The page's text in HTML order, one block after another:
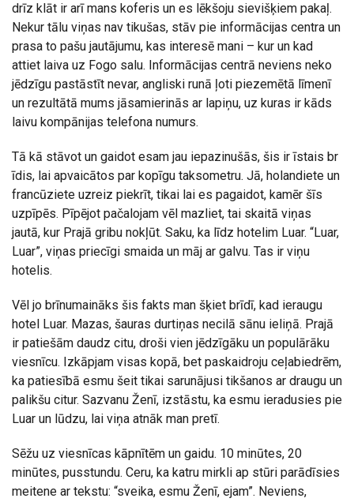
drīz klāt ir arī mans koferis un es lēkšoju sievišķiem pakaļ.
Nekur tālu viņas nav tikušas, stāv pie informācijas centra un
prasa to pašu jautājumu, kas interesē mani – kur un kad
attiet laiva uz Fogo salu. Informācijas centrā neviens neko
jēdzīgu pastāstīt nevar, angliski runā ļoti piezemētā līmenī
un rezultātā mums jāsamierinās ar lapiņu, uz kuras ir kāds
laivu kompānijas telefona numurs.
Tā kā stāvot un gaidot esam jau iepazinušās, šis ir īstais br
īdis, lai apvaicātos par kopīgu taksometru. Jā, holandiete un
francūziete uzreiz piekrīt, tikai lai es pagaidot, kamēr šīs
uzpīpēs. Pīpējot pačalojam vēl mazliet, tai skaitā viņas
jautā, kur Prajā gribu nokļūt. Saku, ka līdz hotelim Luar. “Luar,
Luar”, viņas priecīgi smaida un māj ar galvu. Tas ir viņu
hotelis.
Vēl jo brīnumaināks šis fakts man šķiet brīdī, kad ieraugu
hotel Luar. Mazas, šauras durtiņas necilā sānu ieliņā. Prajā
ir patiešām daudz citu, droši vien jēdzīgāku un populārāku
viesnīcu. Izkāpjam visas kopā, bet paskaidroju ceļabiedrēm,
ka patiesībā esmu šeit tikai sarunājusi tikšanos ar draugu un
palikšu citur. Sazvanu Ženī, izstāstu, ka esmu ieradusies pie
Luar un lūdzu, lai viņa atnāk man pretī.
Sēžu uz viesnīcas kāpnītēm un gaidu. 10 minūtes, 20
minūtes, pusstundu. Ceru, ka katru mirkli ap stūri parādīsies
meitene ar tekstu: “sveika, esmu Ženī, ejam”. Neviens,